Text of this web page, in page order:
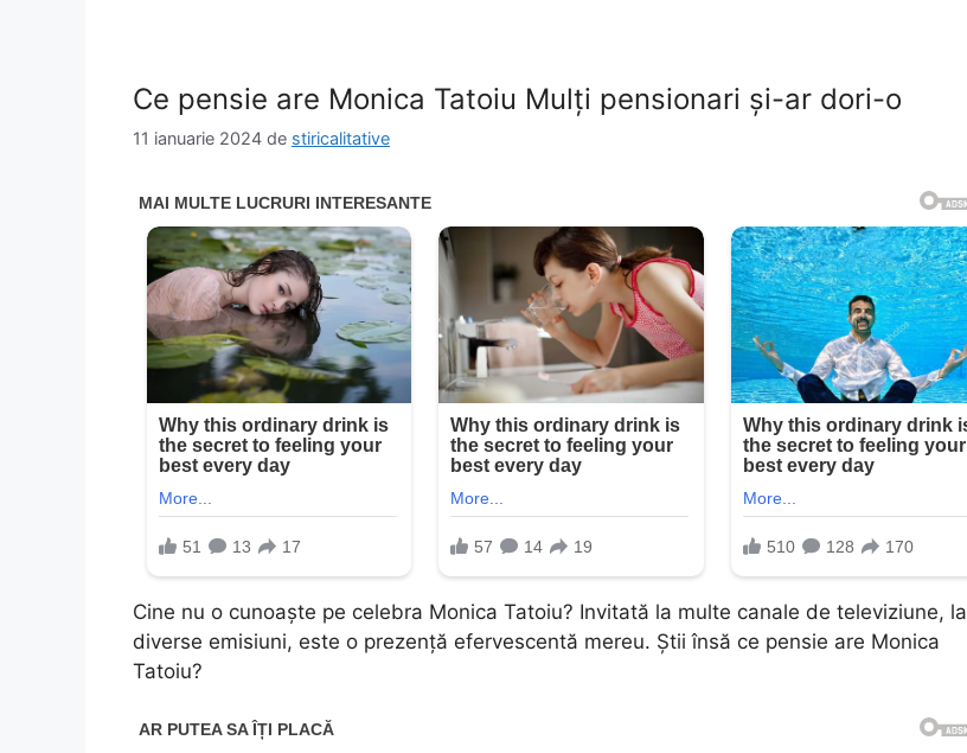
Ce pensie are Monica Tatoiu Mulți pensionari și-ar dori-o
11 ianuarie 2024 de stiricalitative
Cine nu o cunoaşte pe celebra Monica Tatoiu? Invitată la multe canale de televiziune, la
diverse emisiuni, este o prezență efervescentă mereu. Ştii însă ce pensie are Monica
Tatoiu?